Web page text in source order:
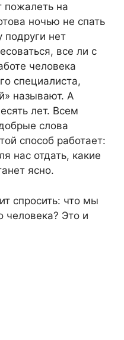
на
ночью не спать
подруги нет
все ли с
человека
специалиста,
называют. А
лет. Всем
слова
способ работает:
нас отдать, какие
ясно.
спросить: что мы
человека? Это и